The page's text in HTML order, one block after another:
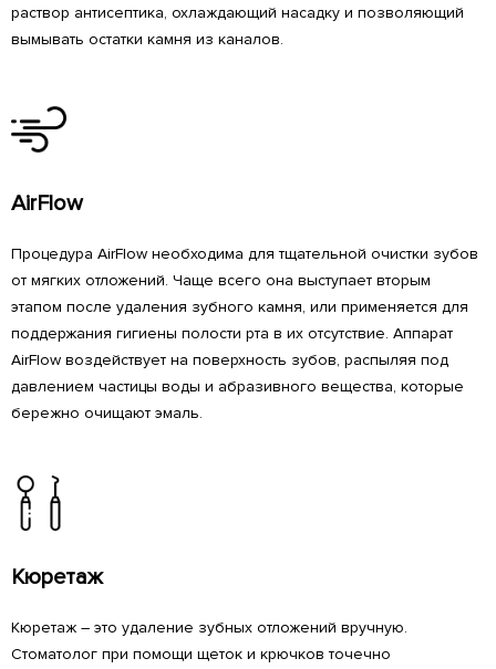
раствор антисептика, охлаждающий насадку и позволяющий
вымывать остатки камня из каналов.
AirFlow
Процедура AirFlow необходима для тщательной очистки зубов
от мягких отложений. Чаще всего она выступает вторым
этапом после удаления зубного камня, или применяется для
поддержания гигиены полости рта в их отсутствие. Аппарат
AirFlow воздействует на поверхность зубов, распыляя под
давлением частицы воды и абразивного вещества, которые
бережно очищают эмаль.
Кюретаж
Кюретаж – это удаление зубных отложений вручную.
Стоматолог при помощи щеток и крючков точечно